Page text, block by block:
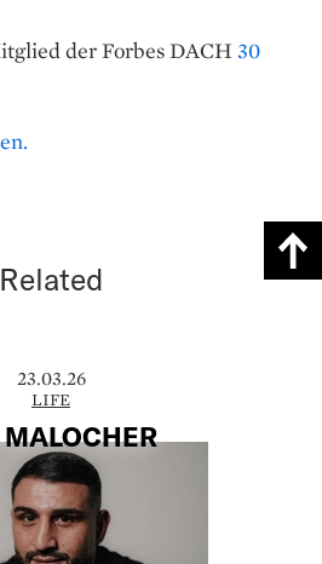
der Forbes DACH 30
Related
23.03.26
LIFE
MALOCHER